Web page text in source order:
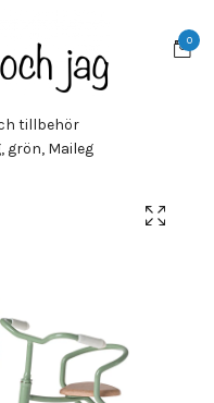
0
tillbehör
grön, Maileg